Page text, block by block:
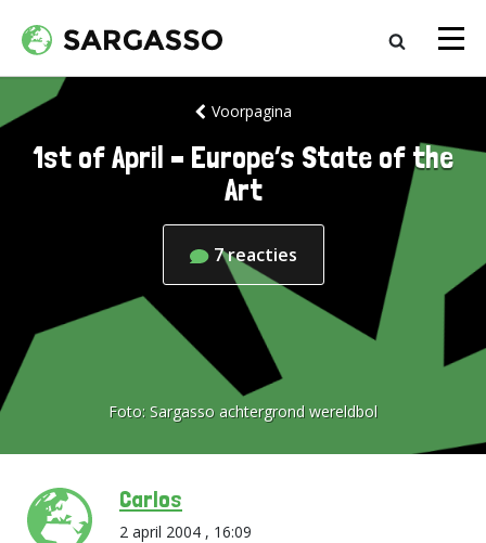
Voorpagina
1st of April – Europe’s State of the
Art
7reacties
Foto: Sargasso achtergrond wereldbol
Carlos
2 april 2004 , 16:09